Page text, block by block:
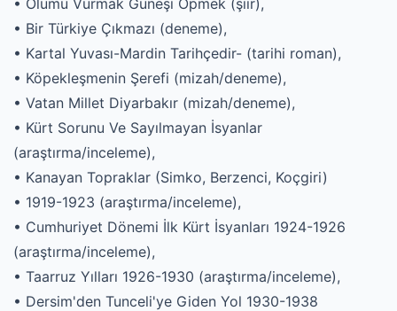
• Ölümü Vurmak Güneşi Öpmek (şiir),
• Bir Türkiye Çıkmazı (deneme),
• Kartal Yuvası-Mardin Tarihçedir- (tarihi roman),
• Köpekleşmenin Şerefi (mizah/deneme),
• Vatan Millet Diyarbakır (mizah/deneme),
• Kürt Sorunu Ve Sayılmayan İsyanlar
(araştırma/inceleme),
• Kanayan Topraklar (Simko, Berzenci, Koçgiri)
• 1919-1923 (araştırma/inceleme),
• Cumhuriyet Dönemi İlk Kürt İsyanları 1924-1926
(araştırma/inceleme),
• Taarruz Yılları 1926-1930 (araştırma/inceleme),
• Dersim'den Tunceli'ye Giden Yol 1930-1938